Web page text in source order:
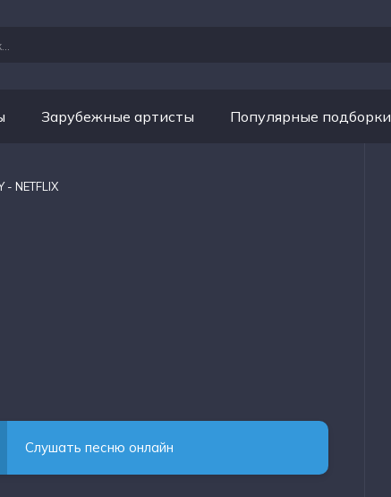
Зарубежные артисты Популярные подборки
- NETFLIX
Слушать песню онлайн